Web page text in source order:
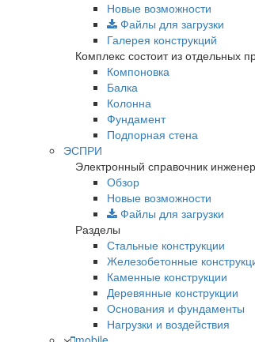
Новые возможности
Файлы для загрузки
Галерея конструкций
Комплекс состоит из отдельных
Компоновка
Балка
Колонна
Фундамент
Подпорная стена
ЭСПРИ
Электронный справочник
Обзор
Новые возможности
Файлы для загрузки
Разделы
Стальные конструкции
Железобетонные
Каменные конструкции
Деревянные конструкции
Основания и фундаменты
Нагрузки и воздействия